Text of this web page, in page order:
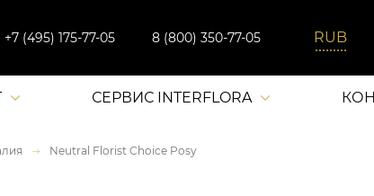
+7 (495) 175-77-05 8 (800) 350-77-05
СЕРВИС INTERFLORA
Neutral Florist Choice Posy